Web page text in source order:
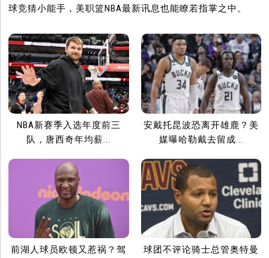
球竞猜小能手，美职篮NBA最新讯息也能瞭若指掌之中。
NBA新赛季入选年度前三
队，唐西奇年均薪...
安戴托昆波恐离开雄鹿？美
媒曝哈勒戴去留成...
前湖人球员欧顿又惹祸？驾
球团不评论骑士总管奥特曼